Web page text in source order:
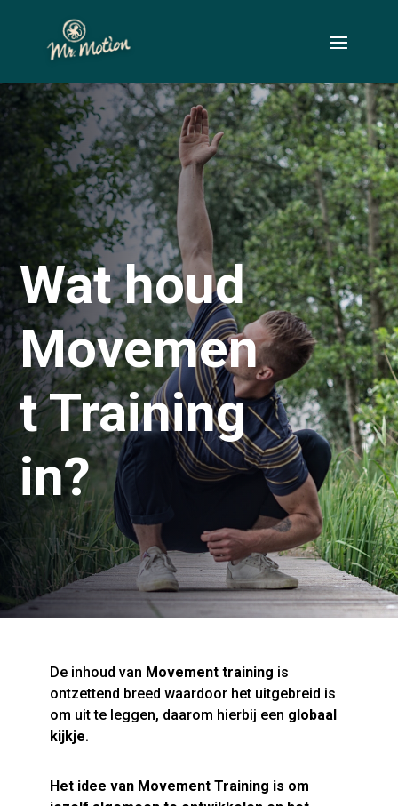
Wat houd
Movemen
t Training
in?
De inhoud van Movement training is
ontzettend breed waardoor het uitgebreid is
om uit te leggen, daarom hierbij een globaal
kijkje.
Het idee van Movement Training is om